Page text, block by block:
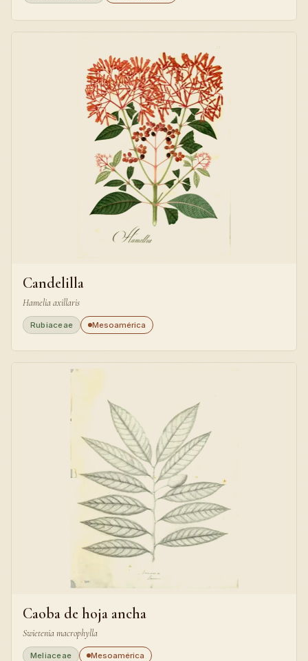
Candelilla
Hamelia axillaris
Rubiaceae Mesoamérica
Caoba de hoja ancha
Swietenia macrophylla
Meliaceae Mesoamérica